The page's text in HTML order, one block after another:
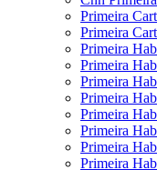
Primeira
Primeira
Primeira
Primeira
Primeira
Primeira
Primeira
Primeira
Primeira
Primeira